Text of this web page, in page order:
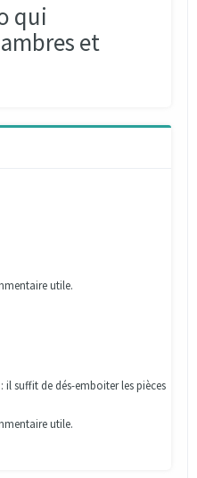
qui
et
utile.
suffit de dés-emboiter les pièces
utile.